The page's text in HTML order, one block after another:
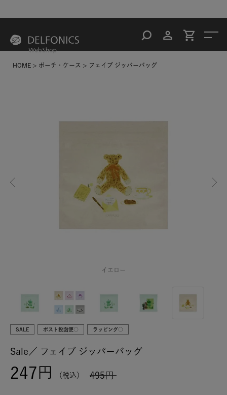
HOME ポーチ・ケース フェイブ ジッパーバッグ
イエロー
SALE ポスト投函便○ ラッピング○
Sale／ フェイブ ジッパーバッグ
495
247 税込